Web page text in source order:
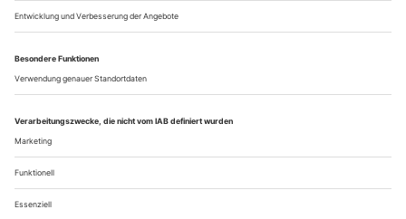
Die Menschen in Tschechows Theaterstücken, die, beobachtet
man sie bei ihrem Tun, weit mehr Menschen sind als nur
Figuren auf einem imaginären Schachbrett, leiden fast
ausnahmslos an einer Diskrepanz. Es ist die (gänzlich
undialektische) Diskrepanz zwischen dem, was sie sich
wünschen und wollen, und dem, was sie daraus zu machen
imstande sind. Das Leben, wenngleich...
Über uns Kontakt Kritikerumfrage Newsletter